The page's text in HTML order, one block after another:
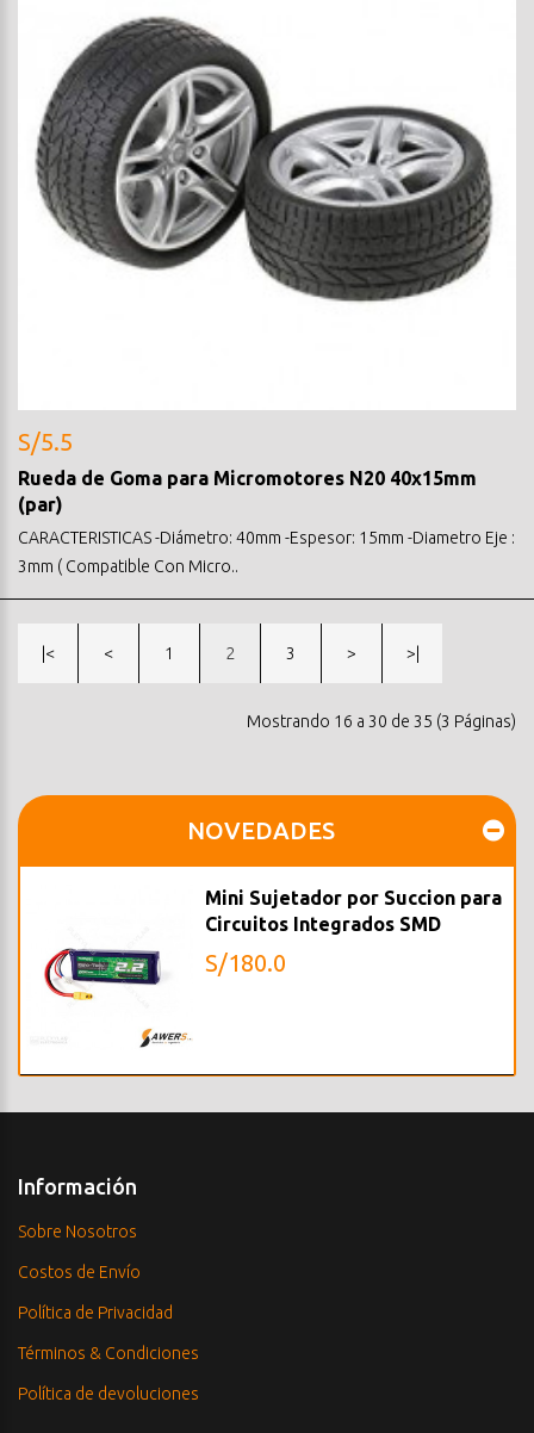
S/5.5
Rueda de Goma para Micromotores N20 40x15mm
(par)
CARACTERISTICAS -Diámetro: 40mm -Espesor: 15mm -Diametro Eje :
3mm ( Compatible Con Micro..
|< < 1 2 3 > >|
Mostrando 16 a 30 de 35 (3 Páginas)
NOVEDADES
Mini Sujetador por Succion para
Circuitos Integrados SMD
S/180.0
Información
Sobre Nosotros
Costos de Envío
Política de Privacidad
Términos & Condiciones
Política de devoluciones